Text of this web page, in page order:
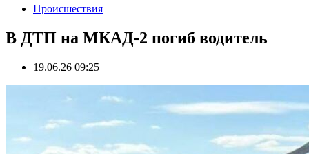
Происшествия
В ДТП на МКАД-2 погиб водитель
19.06.26 09:25